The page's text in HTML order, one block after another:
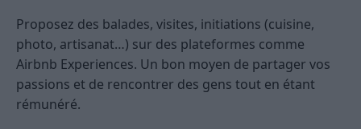
Proposez des balades, visites, initiations (cuisine,
photo, artisanat…) sur des plateformes comme
Airbnb Experiences. Un bon moyen de partager vos
passions et de rencontrer des gens tout en étant
rémunéré.